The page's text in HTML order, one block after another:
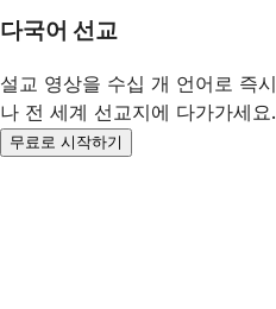
다국어 선교
설교 영상을 수십 개 언어로 즉
나 전 세계 선교지에 다가가세요.
무료로 시작하기